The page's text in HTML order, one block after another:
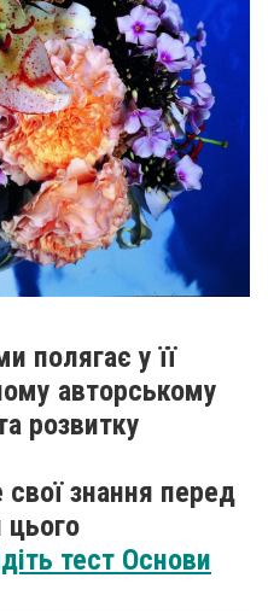
полягає у її
авторському
розвитку
свої знання перед
тест Основи